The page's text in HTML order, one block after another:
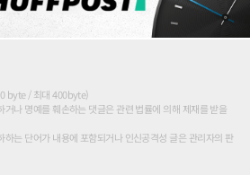
byte / 최대 400byte)
거나 명예를 훼손하는 댓글은 관련 법률에 의해 제재를 받을
하는 단어가 내용에 포함되거나 인신공격성 글은 관리자의 판